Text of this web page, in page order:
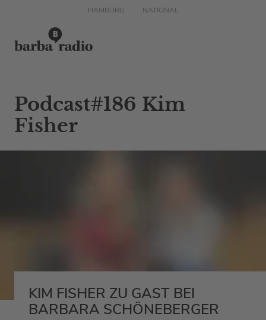
HAMBURG NATIONAL
Podcast#186 Kim
Fisher
KIM FISHER ZU GAST BEI
BARBARA SCHÖNEBERGER